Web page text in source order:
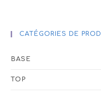
CATÉGORIES DE
BASE
TOP